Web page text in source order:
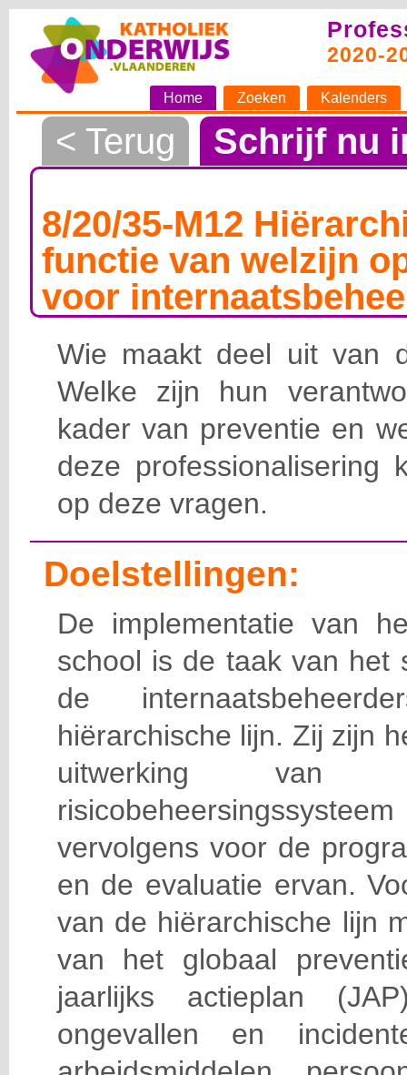
2020-
Home Zoeken Kalenders
< Terug Schrijf nu
8/20/35-M12
functie van welzijn
voor
Wie maakt deel uit van
Welke zijn hun
kader van preventie en
deze professionalisering
op deze vragen.
Doelstellingen:
De implementatie van
school is de taak van het
de
hiërarchische lijn. Zij zijn
uitwerking van
vervolgens voor de
en de evaluatie ervan.
van de hiërarchische lijn
van het globaal
jaarlijks actieplan
ongevallen en